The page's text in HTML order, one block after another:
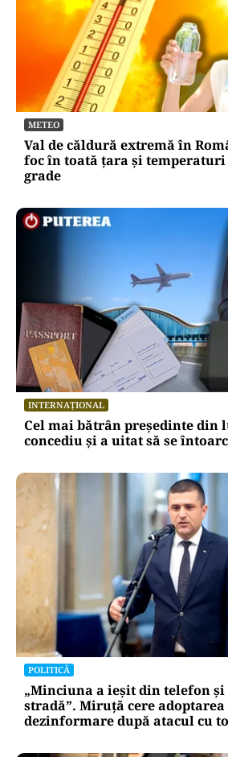
METEO
Val de căldură extremă în
foc în toată țara și temperaturi
grade
INTERNAȚIONAL
Cel mai bătrân președinte din
concediu și a uitat să se
POLITICĂ
„Minciuna a ieșit din telefon
stradă”. Miruță cere
dezinformare după atacul cu